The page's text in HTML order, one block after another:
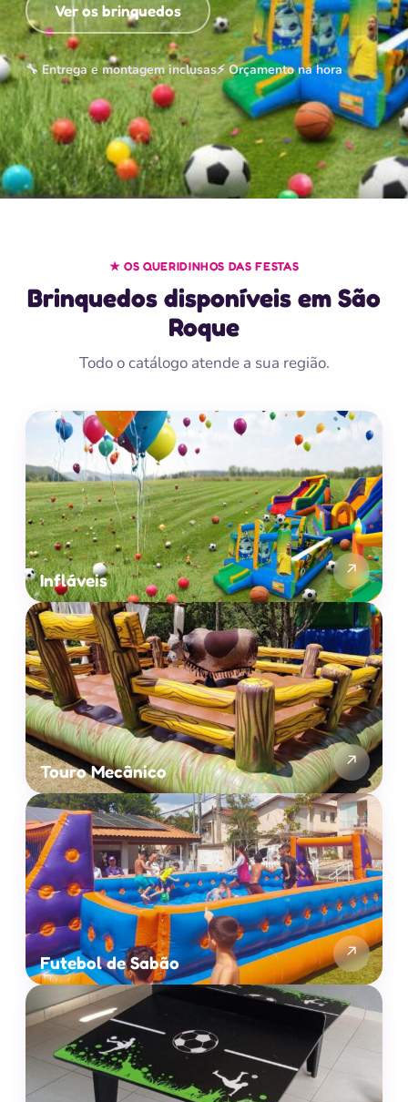
Ver os brinquedos
🔧 Entrega e montagem inclusas⚡ Orçamento na hora
★ OS QUERIDINHOS DAS FESTAS
Brinquedos disponíveis em São
Roque
Todo o catálogo atende a sua região.
Infláveis ↗
Touro Mecânico ↗
Futebol de Sabão ↗